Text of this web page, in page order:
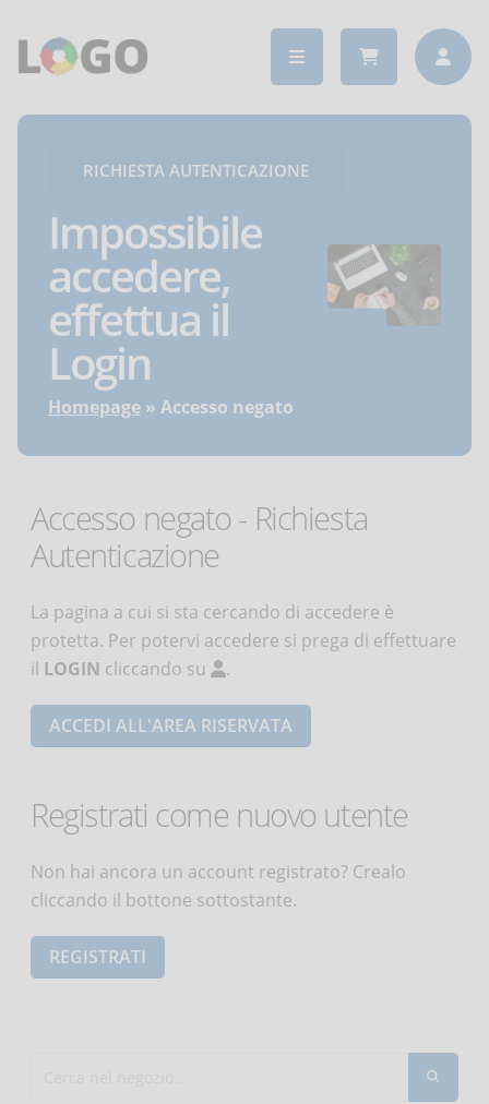
RICHIESTA AUTENTICAZIONE
Impossibile
accedere,
effettua il
Login
Homepage Accesso negato
Accesso negato - Richiesta
Autenticazione
La pagina a cui si sta cercando di accedere è
protetta. Per potervi accedere si prega di effettuare
il LOGIN cliccando su .
ACCEDI ALL'AREA RISERVATA
Registrati come nuovo utente
Non hai ancora un account registrato? Crealo
cliccando il bottone sottostante.
REGISTRATI